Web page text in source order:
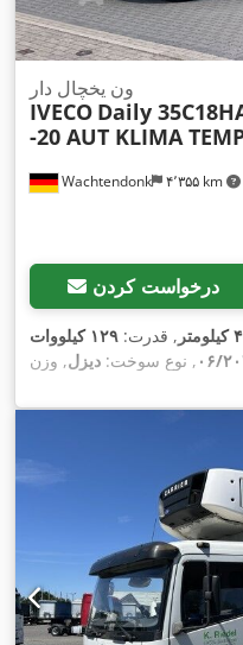
Wachtendonk ۴٬۳۵۵ km
ون یخچال دار
IVECO Daily
-20 AUT KLIMA
درخواست کردن
, قدرت:
۱۲۹ کیلووات
۲۰۲۴ , نوع سوخت: دیزل, وزن
۱۳ متر مکعب
, طول
اِی‌بی‌اِس‎,
برنامه پایداری الکترونیکی (ESP), تهویه مطبوع, فیلتر دوده, قفل